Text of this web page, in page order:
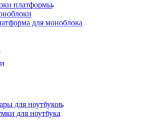
платформы
для моноблока
для ноутбуков
для ноутбука